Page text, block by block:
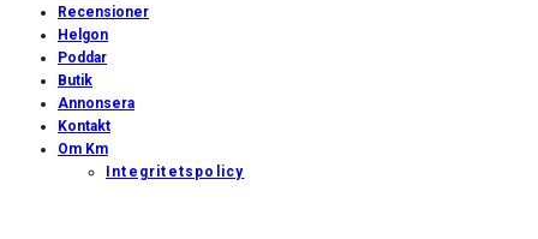
Recensioner
Helgon
Poddar
Butik
Annonsera
Kontakt
Om Km
Integritetspolicy